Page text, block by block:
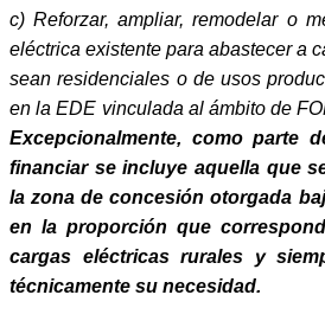
c) Reforzar, ampliar, remodelar o
eléctrica existente para abastecer a
sean residenciales o de usos
en la EDE vinculada al ámbito de
Excepcionalmente, como parte
financiar se incluye aquella que
la zona de concesión otorgada
en la proporción que
cargas eléctricas rurales y
técnicamente su necesidad.